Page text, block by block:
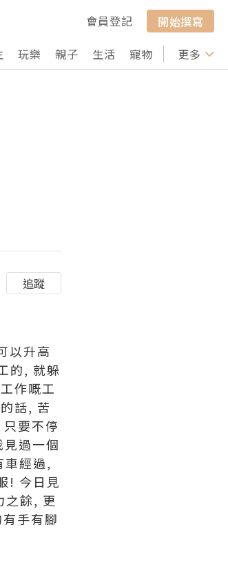
會員登記
開始撰寫
玩樂 親子 生活 寵物 行山 打卡
更多
追蹤
以升高
的, 就躲
作嘅工
話, 苦
要不停
過一個
車經過,
! 今日見
餘, 更
手有腳